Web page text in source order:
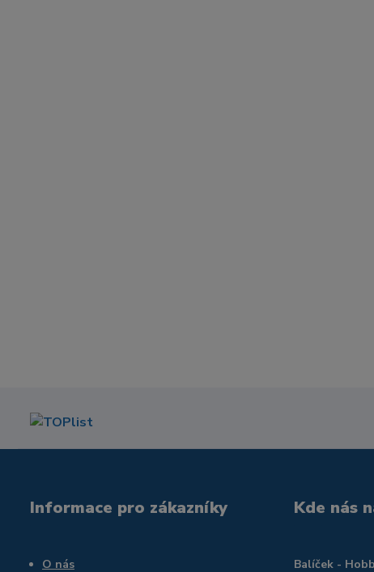
Informace pro zákazníky
O nás
Kde nás
Balíček -